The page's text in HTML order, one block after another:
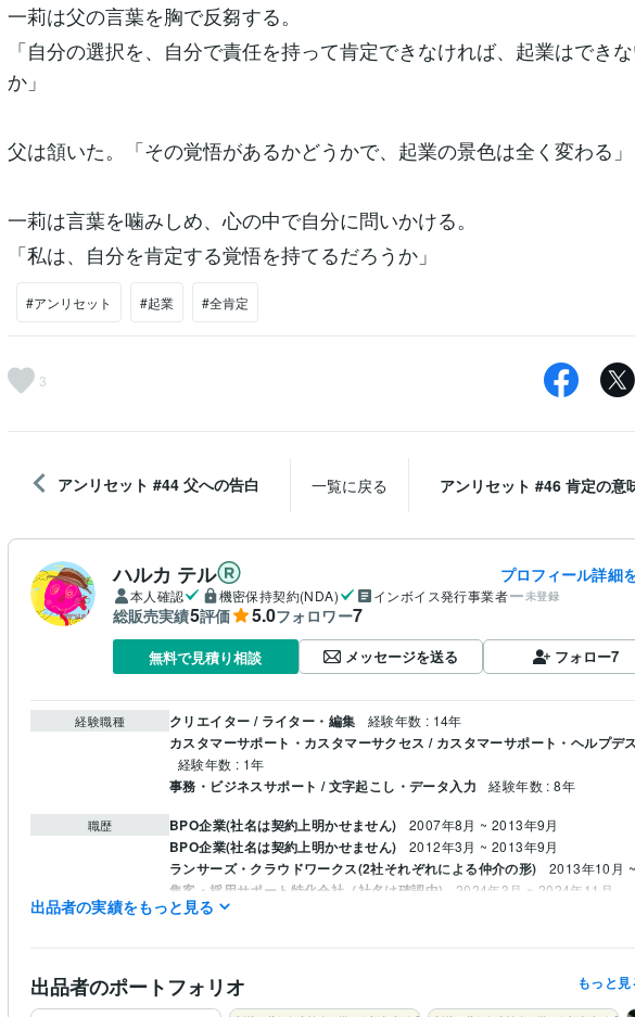
一莉は父の言葉を胸で反芻する。
「自分の選択を、自分で責任を持って肯定できなければ、起業はでき
か」
父は頷いた。「その覚悟があるかどうかで、起業の景色は全く変わる」
一莉は言葉を噛みしめ、心の中で自分に問いかける。
「私は、自分を肯定する覚悟を持てるだろうか」
#アンリセット #起業 #全肯定
3
アンリセット #44 父への告白 一覧に戻る アンリセット #46 肯定の意
ハルカ テル プロフィール詳細
本人確認 機密保持契約(NDA) インボイス発行事業者 未登録
総販売実績5評価 5.0フォロワー7
無料で見積り相談 メッセージを送る フォロー7
経験職種 クリエイター / ライター・編集 経験年数 : 14年
カスタマーサポート・カスタマーサクセス / カスタマーサポート・ヘルプデ
経験年数 : 1年
事務・ビジネスサポート / 文字起こし・データ入力 経験年数 : 8年
職歴 BPO企業(社名は契約上明かせません) 2007年8月 ~ 2013年9月
BPO企業(社名は契約上明かせません) 2012年3月 ~ 2013年9月
ランサーズ・クラウドワークス(2社それぞれによる仲介の形) 2013年10月
集客・採用サポート特化会社（社名は確認中) 2024年3月 ~ 2024年11月
スマートフォン向けアプリ運営(社名は契約上明かせません)
(社名は確認中) 2021年12月 ~ 2022年12月
ビジネス・クリエイ
ティブツール
Google ドキュメント:5年
出品者の実績をもっと見る
出品者のポートフォリオ もっと見